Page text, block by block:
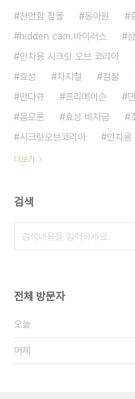
천안함 침몰 동아원
hidden cam.바이러스
안치용 시크릿 오브 코리아
효성
차지철 검찰
안다큐
프리메이슨
음모론
효성 비자금
시크릿오브코리아
안치용
더보기
검색
전체 방문자
오늘
어제